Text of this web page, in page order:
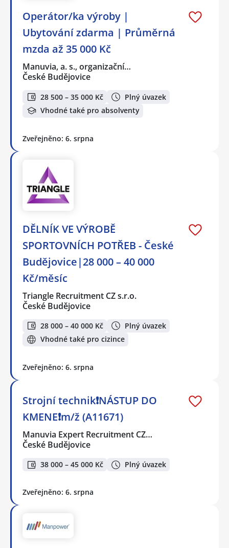
Operátor/ka výroby |
Ubytování zdarma | Průměrná
mzda až 35 000 Kč
Manuvia, a. s., organizační…
České Budějovice
28 500 – 35 000 Kč
Plný úvazek
Vhodné také pro absolventy
Zveřejněno: 6. srpna
DĚLNÍK VE VÝROBĚ
SPORTOVNÍCH POTŘEB - České
Budějovice|28 000 – 40 000
Kč/měsíc
Triangle Recruitment CZ s.r.o.
České Budějovice
28 000 – 40 000 Kč
Plný úvazek
Vhodné také pro cizince
Zveřejněno: 6. srpna
Strojní technik❗NÁSTUP DO
KMENE❗m/ž (A11671)
Manuvia Expert Recruitment CZ…
České Budějovice
38 000 – 45 000 Kč Plný úvazek
Zveřejněno: 6. srpna